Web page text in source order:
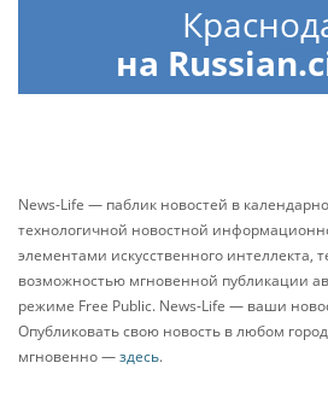
на
News-Life — паблик новостей в
технологичной новостной
элементами искусственного интеллекта,
возможностью мгновенной публикации
режиме Free Public. News-Life — ваши
Опубликовать свою новость в любом
мгновенно —здесь.